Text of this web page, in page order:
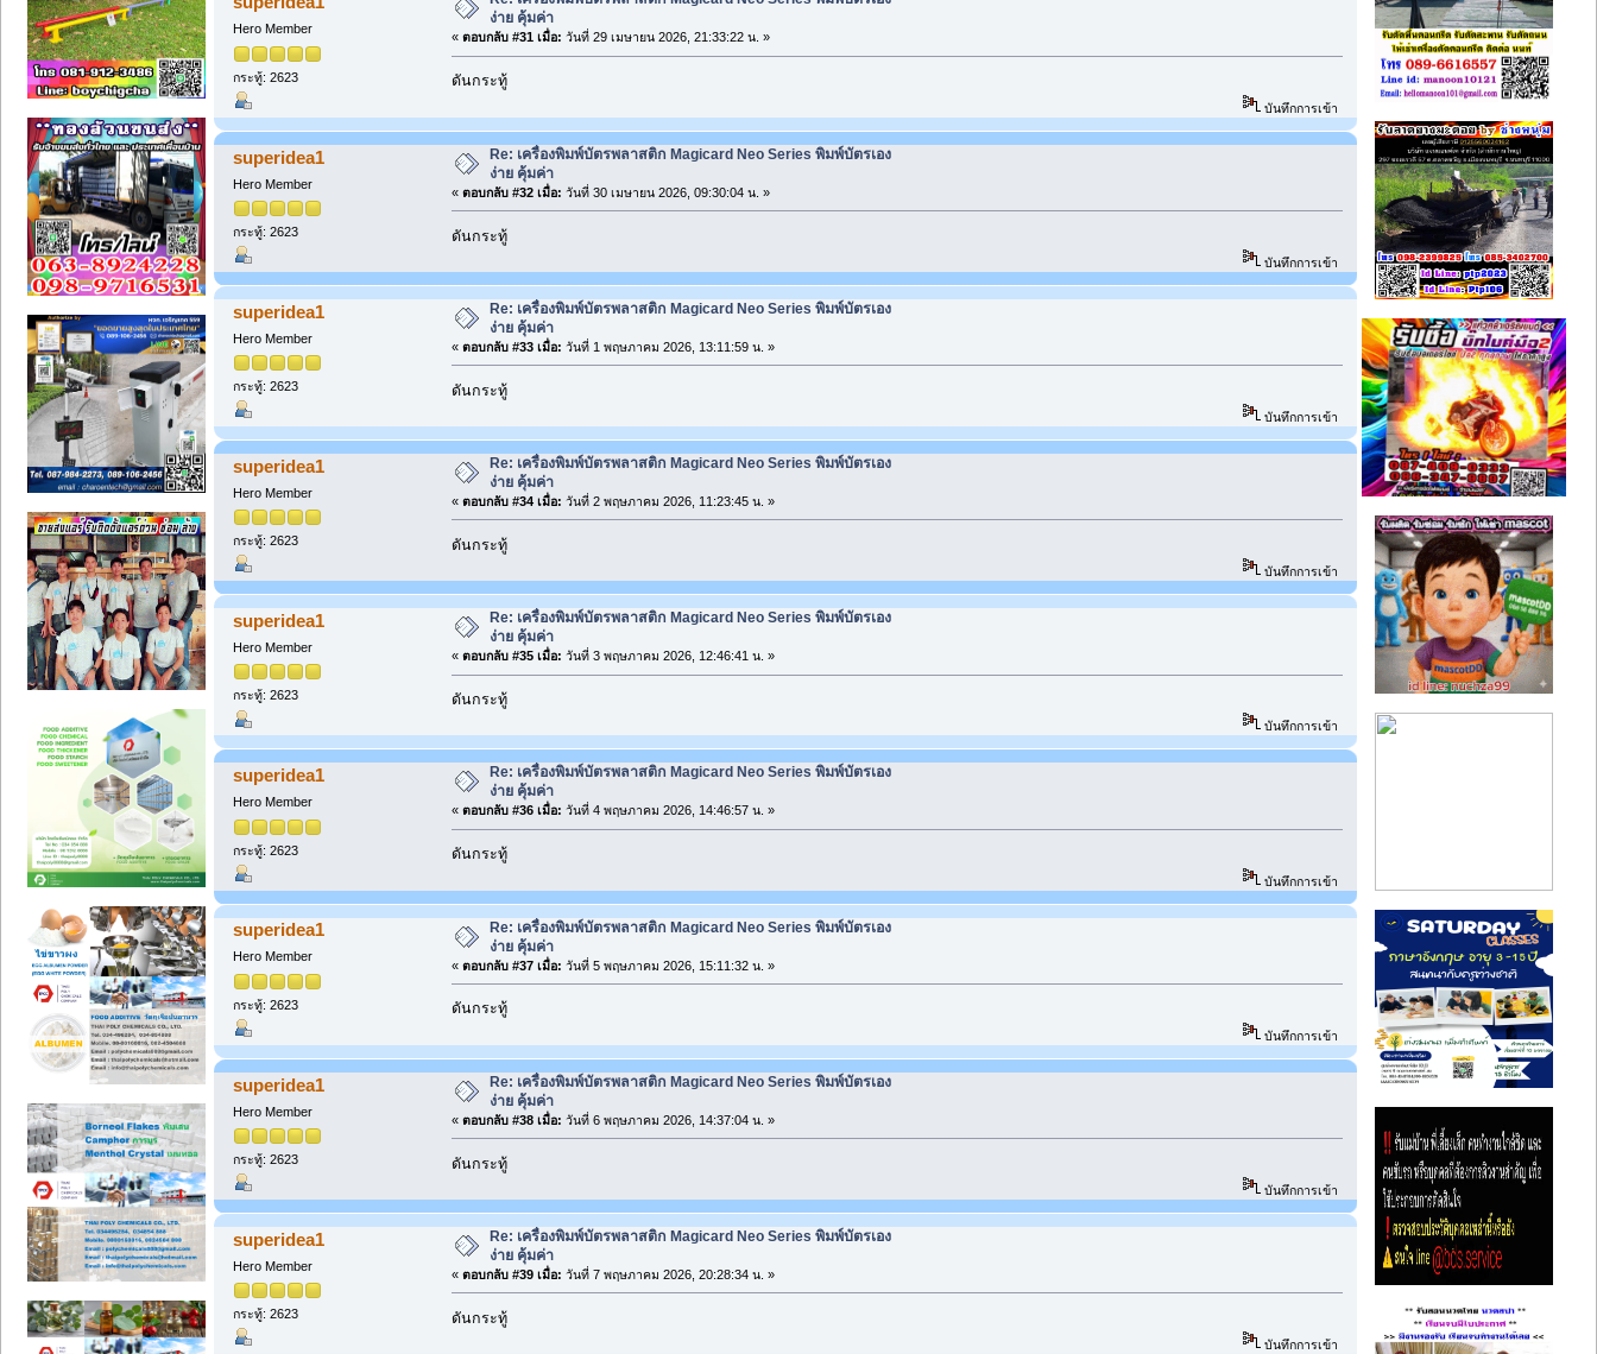
Hero Member
กระทู้: 2623
ง่าย คุ้มค่า
« ตอบกลับ #31 เมื่อ: วันที่ 29 เมษายน 2026, 21:33:22 น. »
ดันกระทู้
บันทึกการเข้า
superidea1
Hero Member
กระทู้: 2623
Re: เครื่องพิมพ์บัตรพลาสติก Magicard Neo Series พิมพ์บัตรเอง
ง่าย คุ้มค่า
« ตอบกลับ #32 เมื่อ: วันที่ 30 เมษายน 2026, 09:30:04 น. »
ดันกระทู้
บันทึกการเข้า
superidea1
Hero Member
กระทู้: 2623
Re: เครื่องพิมพ์บัตรพลาสติก Magicard Neo Series พิมพ์บัตรเอง
ง่าย คุ้มค่า
« ตอบกลับ #33 เมื่อ: วันที่ 1 พฤษภาคม 2026, 13:11:59 น. »
ดันกระทู้
บันทึกการเข้า
superidea1
Hero Member
กระทู้: 2623
Re: เครื่องพิมพ์บัตรพลาสติก Magicard Neo Series พิมพ์บัตรเอง
ง่าย คุ้มค่า
« ตอบกลับ #34 เมื่อ: วันที่ 2 พฤษภาคม 2026, 11:23:45 น. »
ดันกระทู้
บันทึกการเข้า
superidea1
Hero Member
กระทู้: 2623
Re: เครื่องพิมพ์บัตรพลาสติก Magicard Neo Series พิมพ์บัตรเอง
ง่าย คุ้มค่า
« ตอบกลับ #35 เมื่อ: วันที่ 3 พฤษภาคม 2026, 12:46:41 น. »
ดันกระทู้
บันทึกการเข้า
superidea1
Hero Member
กระทู้: 2623
Re: เครื่องพิมพ์บัตรพลาสติก Magicard Neo Series พิมพ์บัตรเอง
ง่าย คุ้มค่า
« ตอบกลับ #36 เมื่อ: วันที่ 4 พฤษภาคม 2026, 14:46:57 น. »
ดันกระทู้
บันทึกการเข้า
superidea1
Hero Member
กระทู้: 2623
Re: เครื่องพิมพ์บัตรพลาสติก Magicard Neo Series พิมพ์บัตรเอง
ง่าย คุ้มค่า
« ตอบกลับ #37 เมื่อ: วันที่ 5 พฤษภาคม 2026, 15:11:32 น. »
ดันกระทู้
บันทึกการเข้า
superidea1
Hero Member
กระทู้: 2623
Re: เครื่องพิมพ์บัตรพลาสติก Magicard Neo Series พิมพ์บัตรเอง
ง่าย คุ้มค่า
« ตอบกลับ #38 เมื่อ: วันที่ 6 พฤษภาคม 2026, 14:37:04 น. »
ดันกระทู้
บันทึกการเข้า
superidea1
Hero Member
กระทู้: 2623
Re: เครื่องพิมพ์บัตรพลาสติก Magicard Neo Series พิมพ์บัตรเอง
ง่าย คุ้มค่า
« ตอบกลับ #39 เมื่อ: วันที่ 7 พฤษภาคม 2026, 20:28:34 น. »
ดันกระทู้
บันทึกการเข้า